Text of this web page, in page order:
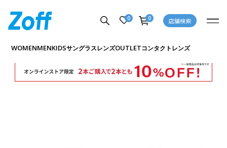
0 0 店舗検索
WOMENMENKIDSサングラスレンズOUTLETコンタクトレンズ
商品詳細ページへ